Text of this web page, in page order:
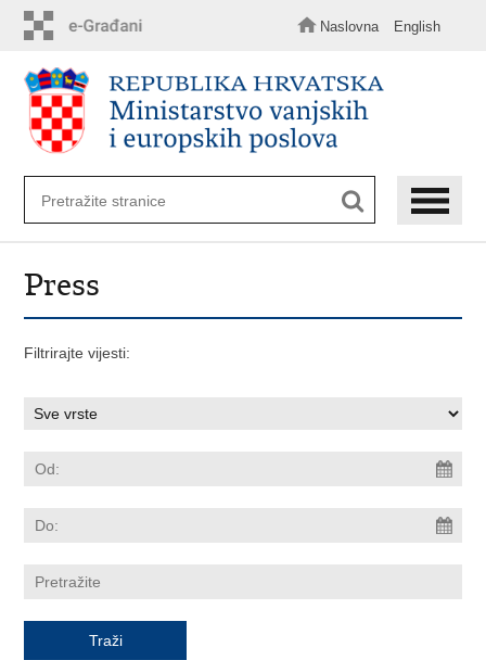
sadržaj
Naslovna English
Press
Filtrirajte vijesti: